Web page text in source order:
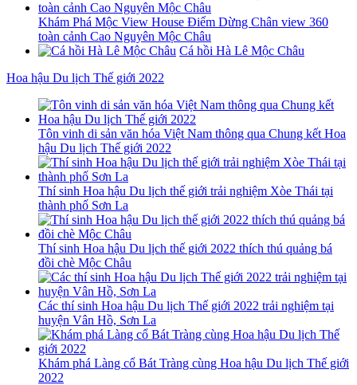
Khám Phá Mộc View House Điểm Dừng Chân view 360
toàn cảnh Cao Nguyên Mộc Châu
Cá hồi Hà Lê Mộc Châu
Hoa hậu Du lịch Thế giới 2022
Tôn vinh di sản văn hóa Việt Nam thông qua Chung kết Hoa
hậu Du lịch Thế giới 2022
Thí sinh Hoa hậu Du lịch thế giới trải nghiệm Xòe Thái tại
thành phố Sơn La
Thí sinh Hoa hậu Du lịch thế giới 2022 thích thú quảng bá
đồi chè Mộc Châu
Các thí sinh Hoa hậu Du lịch Thế giới 2022 trải nghiệm tại
huyện Vân Hồ, Sơn La
Khám phá Làng cổ Bát Tràng cùng Hoa hậu Du lịch Thế giới
2022